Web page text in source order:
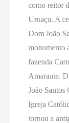
como reitor
Uruaçu. A
Dom João
monumento
fazenda
Amarante.
João Santos
Igreja
tornou a